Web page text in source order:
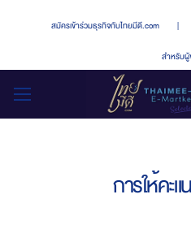
สมัครเข้าร่วมธุรกิจกับไทยมีดี.com |
สำหรับ
การให้คะ